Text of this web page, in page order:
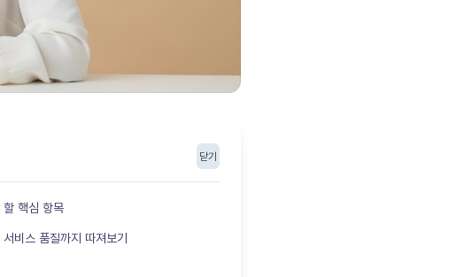
닫기
할 핵심 항목
비스 품질까지 따져보기